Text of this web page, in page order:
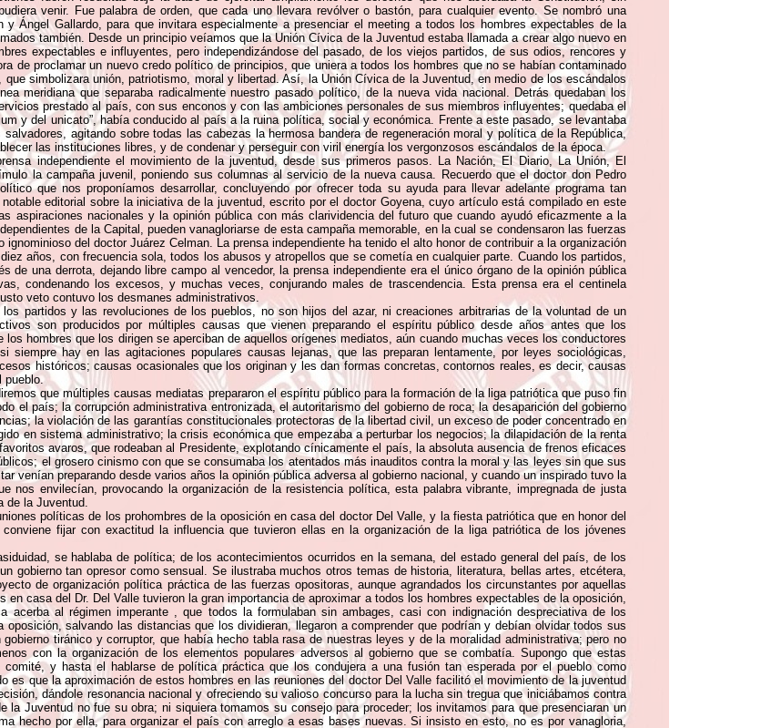
venir. Fue palabra de orden, que cada uno llevara revólver o bastón, para cualquier evento. Se nombró una
y Ángel Gallardo, para que invitara especialmente a presenciar el meeting a todos los hombres expectables de la
también. Desde un principio veíamos que la Unión Cívica de la Juventud estaba llamada a crear algo nuevo en
expectables e influyentes, pero independizándose del pasado, de los viejos partidos, de sus odios, rencores y
de proclamar un nuevo credo político de principios, que uniera a todos los hombres que no se habían contaminado
simbolizara unión, patriotismo, moral y libertad. Así, la Unión Cívica de la Juventud, en medio de los escándalos
meridiana que separaba radicalmente nuestro pasado político, de la nueva vida nacional. Detrás quedaban los
prestado al país, con sus enconos y con las ambiciones personales de sus miembros influyentes; quedaba el
y del unicato”, había conducido al país a la ruina política, social y económica. Frente a este pasado, se levantaba
agitando sobre todas las cabezas la hermosa bandera de regeneración moral y política de la República,
las instituciones libres, y de condenar y perseguir con viril energía los vergonzosos escándalos de la época.
independiente el movimiento de la juventud, desde sus primeros pasos. La Nación, El Diario, La Unión, El
la campaña juvenil, poniendo sus columnas al servicio de la nueva causa. Recuerdo que el doctor don Pedro
que nos proponíamos desarrollar, concluyendo por ofrecer toda su ayuda para llevar adelante programa tan
editorial sobre la iniciativa de la juventud, escrito por el doctor Goyena, cuyo artículo está compilado en este
aspiraciones nacionales y la opinión pública con más clarividencia del futuro que cuando ayudó eficazmente a la
de la Capital, pueden vanagloriarse de esta campaña memorable, en la cual se condensaron las fuerzas
del doctor Juárez Celman. La prensa independiente ha tenido el alto honor de contribuir a la organización
años, con frecuencia sola, todos los abusos y atropellos que se cometía en cualquier parte. Cuando los partidos,
de una derrota, dejando libre campo al vencedor, la prensa independiente era el único órgano de la opinión pública
condenando los excesos, y muchas veces, conjurando males de trascendencia. Esta prensa era el centinela
veto contuvo los desmanes administrativos.
partidos y las revoluciones de los pueblos, no son hijos del azar, ni creaciones arbitrarias de la voluntad de un
son producidos por múltiples causas que vienen preparando el espíritu público desde años antes que los
hombres que los dirigen se aperciban de aquellos orígenes mediatos, aún cuando muchas veces los conductores
siempre hay en las agitaciones populares causas lejanas, que las preparan lentamente, por leyes sociológicas,
históricos; causas ocasionales que los originan y les dan formas concretas, contornos reales, es decir, causas
pueblo.
que múltiples causas mediatas prepararon el espíritu público para la formación de la liga patriótica que puso fin
el país; la corrupción administrativa entronizada, el autoritarismo del gobierno de roca; la desaparición del gobierno
la violación de las garantías constitucionales protectoras de la libertad civil, un exceso de poder concentrado en
en sistema administrativo; la crisis económica que empezaba a perturbar los negocios; la dilapidación de la renta
avaros, que rodeaban al Presidente, explotando cínicamente el país, la absoluta ausencia de frenos eficaces
el grosero cinismo con que se consumaba los atentados más inauditos contra la moral y las leyes sin que sus
venían preparando desde varios años la opinión pública adversa al gobierno nacional, y cuando un inspirado tuvo la
nos envilecían, provocando la organización de la resistencia política, esta palabra vibrante, impregnada de justa
de la Juventud.
políticas de los prohombres de la oposición en casa del doctor Del Valle, y la fiesta patriótica que en honor del
fijar con exactitud la influencia que tuvieron ellas en la organización de la liga patriótica de los jóvenes
se hablaba de política; de los acontecimientos ocurridos en la semana, del estado general del país, de los
gobierno tan opresor como sensual. Se ilustraba muchos otros temas de historia, literatura, bellas artes, etcétera,
de organización política práctica de las fuerzas opositoras, aunque agrandados los circunstantes por aquellas
casa del Dr. Del Valle tuvieron la gran importancia de aproximar a todos los hombres expectables de la oposición,
al régimen imperante , que todos la formulaban sin ambages, casi con indignación despreciativa de los
salvando las distancias que los dividieran, llegaron a comprender que podrían y debían olvidar todos sus
tiránico y corruptor, que había hecho tabla rasa de nuestras leyes y de la moralidad administrativa; pero no
con la organización de los elementos populares adversos al gobierno que se combatía. Supongo que estas
y hasta el hablarse de política práctica que los condujera a una fusión tan esperada por el pueblo como
es que la aproximación de estos hombres en las reuniones del doctor Del Valle facilitó el movimiento de la juventud
dándole resonancia nacional y ofreciendo su valioso concurso para la lucha sin tregua que iniciábamos contra
la Juventud no fue su obra; ni siquiera tomamos su consejo para proceder; los invitamos para que presenciaran un
hecho por ella, para organizar el país con arreglo a esas bases nuevas. Si insisto en esto, no es por vanagloria,